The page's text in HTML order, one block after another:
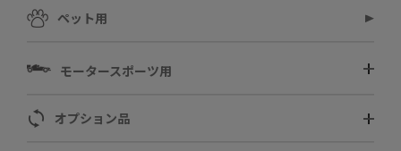
ペット用
モータースポーツ用
オプション品